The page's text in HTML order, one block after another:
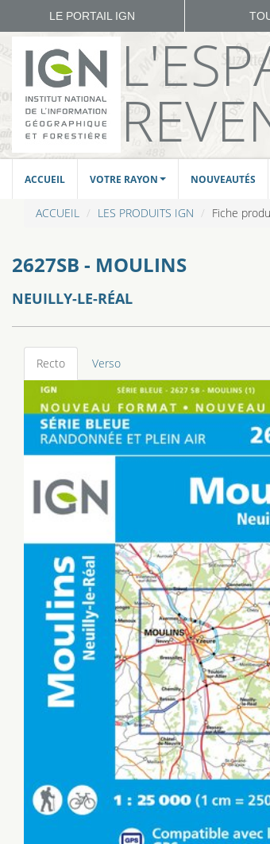
LE PORTAIL IGN
ACCUEIL VOTRE RAYON NOUVEAUTÉS
ACCUEIL LES PRODUITS IGN Fiche
2627SB - MOULINS
NEUILLY-LE-RÉAL
Recto Verso